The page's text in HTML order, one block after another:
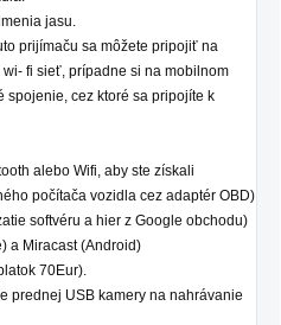
jasu.
prijímaču sa môžete pripojiť na
fi sieť, prípadne si na mobilnom
spojenie, cez ktoré sa pripojíte k
alebo Wifi, aby ste získali
počítača vozidla cez adaptér OBD)
softvéru a hier z Google obchodu)
a Miracast (Android)
70Eur).
prednej USB kamery na nahrávanie